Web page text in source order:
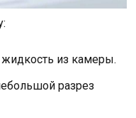
из камеры.
разрез